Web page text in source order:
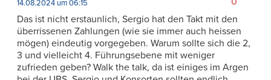
14.08.2024 um 06:15
Das ist nicht erstaunlich, Sergio hat den Takt mit den
überrissenen Zahlungen (wie sie immer auch heissen
mögen) eindeutig vorgegeben. Warum sollte sich die 2,
3 und vielleicht 4. Führungsebene mit weniger
zufrieden geben? Walk the talk, da ist einiges im Argen